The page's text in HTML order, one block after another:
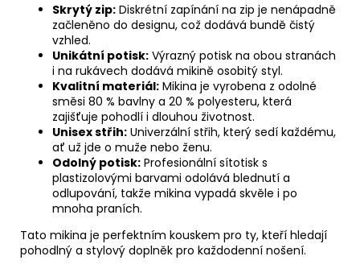
Skrytý zip: Diskrétní zapínání na zip je nenápadně
začleněno do designu, což dodává bundě čistý
vzhled.
Unikátní potisk: Výrazný potisk na obou stranách
i na rukávech dodává mikině osobitý styl.
Kvalitní materiál: Mikina je vyrobena z odolné
směsi 80 % bavlny a 20 % polyesteru, která
zajišťuje pohodlí i dlouhou životnost.
Unisex střih: Univerzální střih, který sedí každému,
ať už jde o muže nebo ženu.
Odolný potisk: Profesionální sítotisk s
plastizolovými barvami odolává blednutí a
odlupování, takže mikina vypadá skvěle i po
mnoha praních.
Tato mikina je perfektním kouskem pro ty, kteří hledají
pohodlný a stylový doplněk pro každodenní nošení.